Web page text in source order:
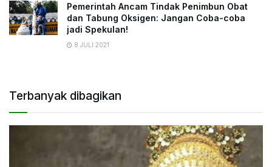
Pemerintah Ancam Tindak Penimbun Obat
dan Tabung Oksigen: Jangan Coba-coba
jadi Spekulan!
8 JULI 2021
Terbanyak dibagikan